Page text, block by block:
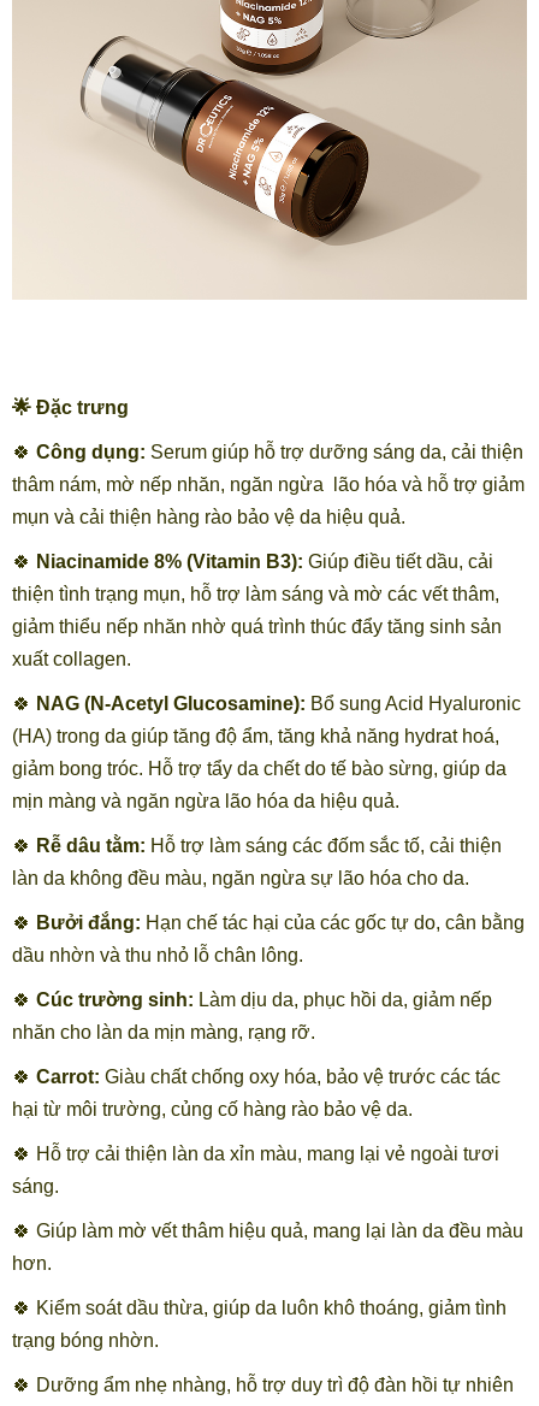
🌟 Đặc trưng
🍀 Công dụng: Serum giúp hỗ trợ dưỡng sáng da, cải thiện
thâm nám, mờ nếp nhăn, ngăn ngừa lão hóa và hỗ trợ giảm
mụn và cải thiện hàng rào bảo vệ da hiệu quả.
🍀 Niacinamide 8% (Vitamin B3): Giúp điều tiết dầu, cải
thiện tình trạng mụn, hỗ trợ làm sáng và mờ các vết thâm,
giảm thiểu nếp nhăn nhờ quá trình thúc đẩy tăng sinh sản
xuất collagen.
🍀 NAG (N-Acetyl Glucosamine): Bổ sung Acid Hyaluronic
(HA) trong da giúp tăng độ ẩm, tăng khả năng hydrat hoá,
giảm bong tróc. Hỗ trợ tẩy da chết do tế bào sừng, giúp da
mịn màng và ngăn ngừa lão hóa da hiệu quả.
🍀 Rễ dâu tằm: Hỗ trợ làm sáng các đốm sắc tố, cải thiện
làn da không đều màu, ngăn ngừa sự lão hóa cho da.
🍀 Bưởi đắng: Hạn chế tác hại của các gốc tự do, cân bằng
dầu nhờn và thu nhỏ lỗ chân lông.
🍀 Cúc trường sinh: Làm dịu da, phục hồi da, giảm nếp
nhăn cho làn da mịn màng, rạng rỡ.
🍀 Carrot: Giàu chất chống oxy hóa, bảo vệ trước các tác
hại từ môi trường, củng cố hàng rào bảo vệ da.
🍀 Hỗ trợ cải thiện làn da xỉn màu, mang lại vẻ ngoài tươi
sáng.
🍀 Giúp làm mờ vết thâm hiệu quả, mang lại làn da đều màu
hơn.
🍀 Kiểm soát dầu thừa, giúp da luôn khô thoáng, giảm tình
trạng bóng nhờn.
🍀 Dưỡng ẩm nhẹ nhàng, hỗ trợ duy trì độ đàn hồi tự nhiên